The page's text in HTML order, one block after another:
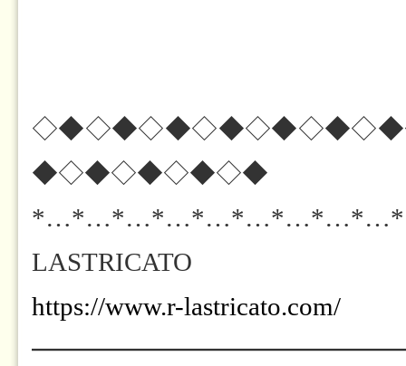
◆◇◆◇◆◇◆◇◆
LASTRICATO
https://www.r-lastricato.com/